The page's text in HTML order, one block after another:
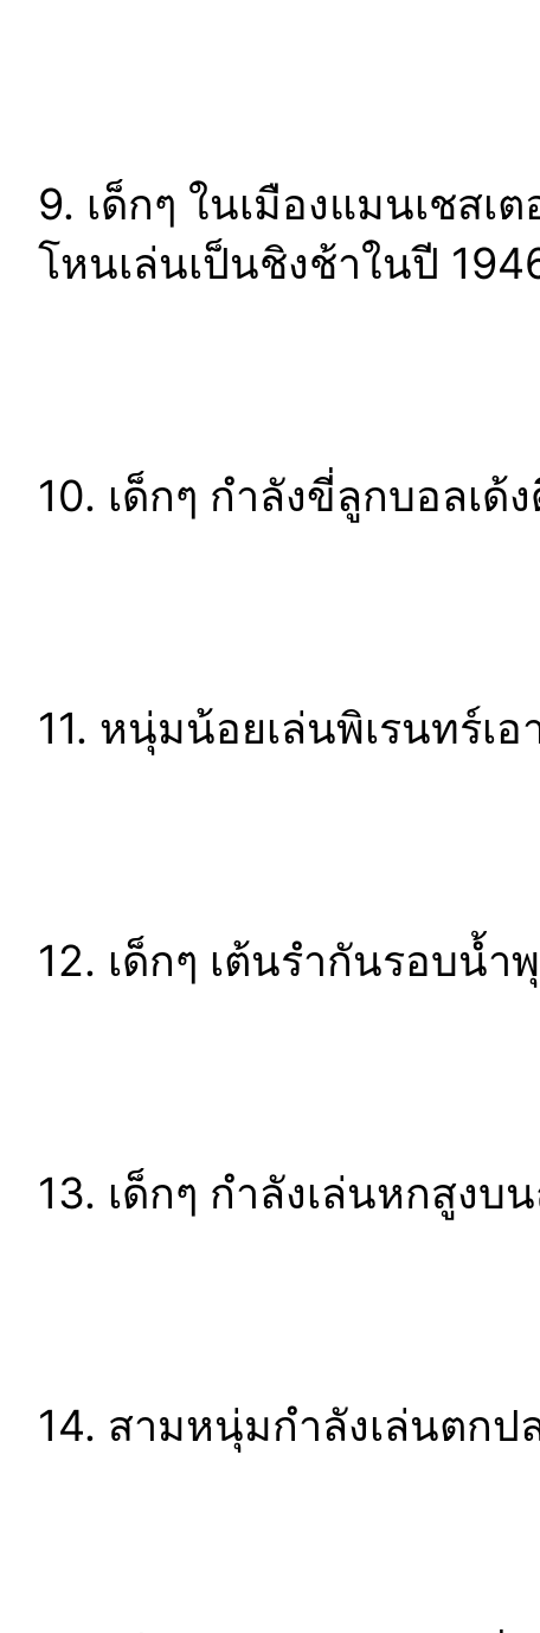
9. เด็กๆ ในเมืองแมนเชส
โหนเล่นเป็นชิงช้าในปี
10. เด็กๆ กำลังขี่ลูกบอลเ
11. หนุ่มน้อยเล่นพิเรนทร์เ
12. เด็กๆ เต้นรำกันรอบน้
13. เด็กๆ กำลังเล่นหกสูง
14. สามหนุ่มกำลังเล่นตก